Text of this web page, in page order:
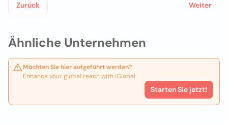
Ähnliche Unternehmen
Möchten Sie hier aufgeführt werden?
Enhance your global reach with iGlobal.
Starten Sie jetzt!
Zurück Weiter